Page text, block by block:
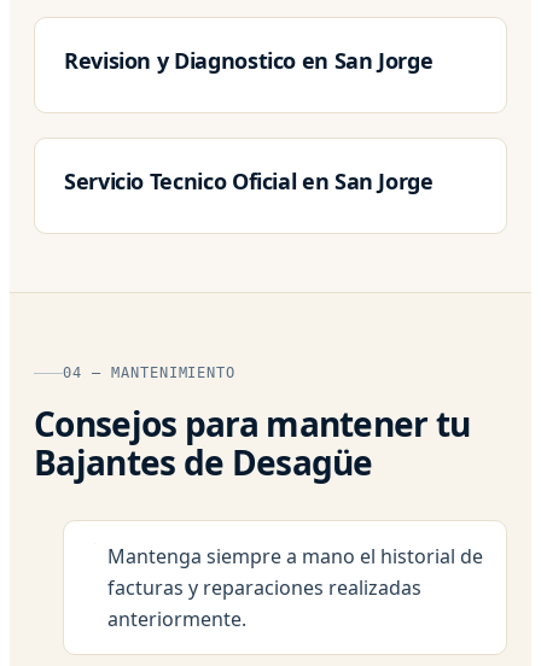
Revision y Diagnostico en San Jorge
Servicio Tecnico Oficial en San Jorge
04 — MANTENIMIENTO
Consejos para mantener tu
Bajantes de Desagüe
Mantenga siempre a mano el historial de
facturas y reparaciones realizadas
anteriormente.